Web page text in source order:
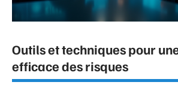
Outils et techniques pour
efficace des risques